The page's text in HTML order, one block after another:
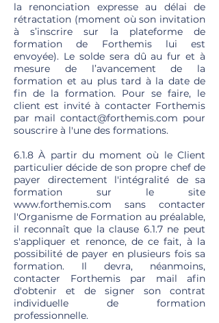
la renonciation expresse au délai de
rétractation (moment où son invitation
à s’inscrire sur la plateforme de
formation de Forthemis lui est
envoyée). Le solde sera dû au fur et à
mesure de l’avancement de la
formation et au plus tard à la date de
fin de la formation. Pour se faire, le
client est invité à contacter Forthemis
par mail contact@forthemis.com pour
souscrire à l'une des formations.
6.1.8 À partir du moment où le Client
particulier décide de son propre chef de
payer directement l'intégralité de sa
formation sur le site
www.forthemis.com sans contacter
l'Organisme de Formation au préalable,
il reconnaît que la clause 6.1.7 ne peut
s'appliquer et renonce, de ce fait, à la
possibilité de payer en plusieurs fois sa
formation. Il devra, néanmoins,
contacter Forthemis par mail afin
d'obtenir et de signer son contrat
individuelle de formation
professionnelle.